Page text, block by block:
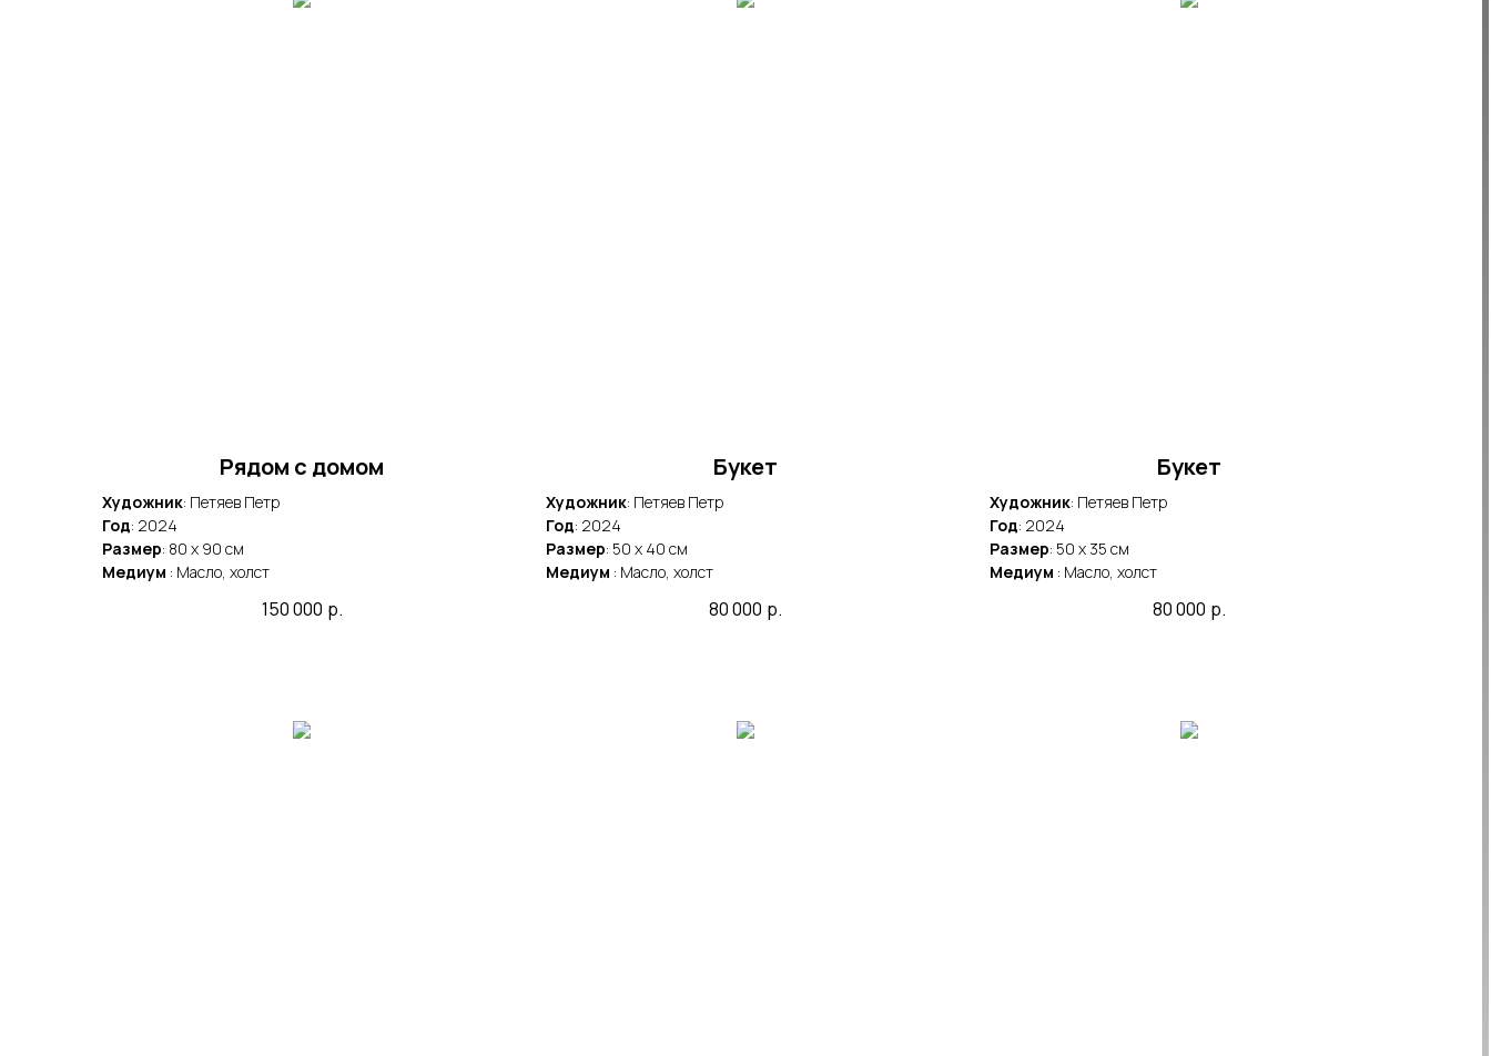
Рядом с домом
Художник: Петяев Петр
Год: 2024
Размер: 80 x 90 cм
Медиум : Масло, холст
150 000 р.
Букет
Художник: Петяев Петр
Год: 2024
Размер: 50 x 40 cм
Медиум : Масло, холст
80 000 р.
Букет
Художник: Петяев Петр
Год: 2024
Размер: 50 x 35 cм
Медиум : Масло, холст
80 000 р.